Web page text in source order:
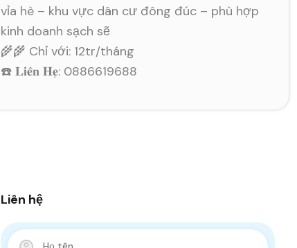
vỉa hè – khu vực dân cư đông đúc – phù hợp
kinh doanh sạch sẽ
🌾🌾 Chỉ với: 12tr/tháng
☎️ 𝐋𝐢𝐞̂𝐧 𝐇𝐞̣: 0886619688
Liên hệ